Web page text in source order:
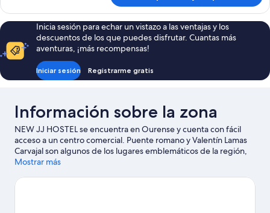
estándar
doble
Inicia sesión para echar un vistazo a las ventajas y los
descuentos de los que puedes disfrutar. Cuantas más
aventuras, ¡más recompensas!
Iniciar sesión Registrarme gratis
Información sobre la zona
NEW JJ HOSTEL se encuentra en Ourense y cuenta con fácil
acceso a un centro comercial. Puente romano y Valentín Lamas
Carvajal son algunos de los lugares emblemáticos de la región,
cuya belleza natural puedes admirar en Cañón del Sil y Piscina
Mostrar más